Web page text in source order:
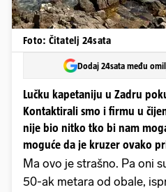
Foto: Čitatelj 24sata
Dodaj 24sata među
Lučku kapetaniju u Zadru
Kontaktirali smo i firmu u
nije bio nitko tko bi nam
moguće da je kruzer ovako
Ma ovo je strašno. Pa oni
50-ak metara od obale,